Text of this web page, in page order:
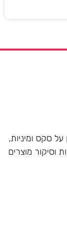
סקס ומיניות,
וסיקור מוצרים